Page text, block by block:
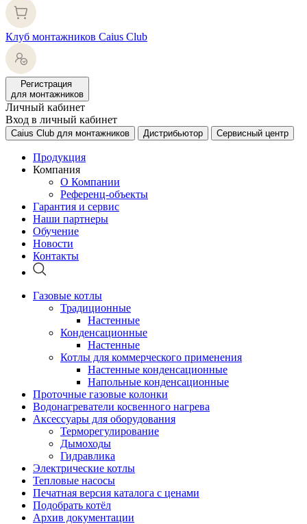
Клуб монтажников Caius Club
Регистрация
для монтажников
Личный кабинет
Вход в личный кабинет
Caius Club для монтажников Дистрибьютор Сервисный центр
Продукция
Компания
О Компании
Референц-объекты
Гарантия и сервис
Наши партнеры
Обучение
Новости
Контакты
Газовые котлы
Традиционные
Настенные
Конденсационные
Настенные
Котлы для коммерческого применения
Настенные конденсационные
Напольные конденсационные
Проточные газовые колонки
Водонагреватели косвенного нагрева
Аксессуары для оборудования
Терморегулирование
Дымоходы
Гидравлика
Электрические котлы
Тепловые насосы
Печатная версия каталога с ценами
Подобрать котёл
Архив документации